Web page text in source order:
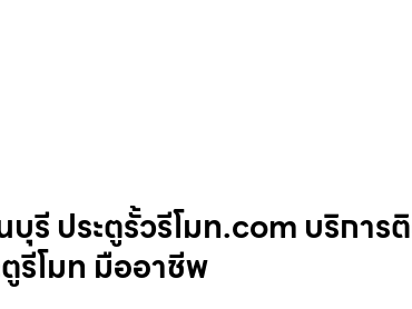
รี ประตูรั้วรีโมท.com บริการ
รีโมท มืออาชีพ